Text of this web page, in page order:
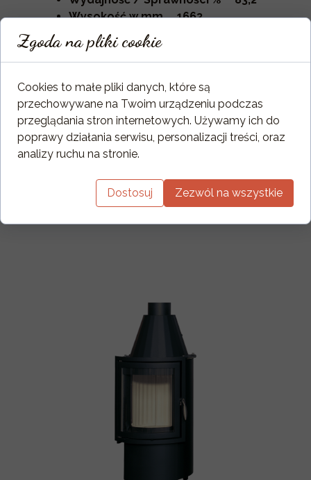
Wysokość w mm 1663
Szerokość w mm 685
Głębokość w mm 685
Ciężar w obudowie kaflowej w kg
417
Zgoda na pliki cookie
Cookies to małe pliki danych, które są
przechowywane na Twoim urządzeniu podczas
przeglądania stron internetowych. Używamy ich do
poprawy działania serwisu, personalizacji treści, oraz
analizy ruchu na stronie.
Dostosuj Zezwól na wszystkie